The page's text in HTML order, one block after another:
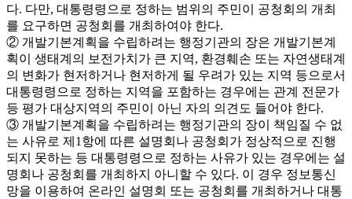
다. 다만, 대통령령으로 정하는 범위의 주민이 공청회의 개최
를 요구하면 공청회를 개최하여야 한다.
② 개발기본계획을 수립하려는 행정기관의 장은 개발기본계
획이 생태계의 보전가치가 큰 지역, 환경훼손 또는 자연생태계
의 변화가 현저하거나 현저하게 될 우려가 있는 지역 등으로서
대통령령으로 정하는 지역을 포함하는 경우에는 관계 전문가
등 평가 대상지역의 주민이 아닌 자의 의견도 들어야 한다.
③ 개발기본계획을 수립하려는 행정기관의 장이 책임질 수 없
는 사유로 제1항에 따른 설명회나 공청회가 정상적으로 진행
되지 못하는 등 대통령령으로 정하는 사유가 있는 경우에는 설
명회나 공청회를 개최하지 아니할 수 있다. 이 경우 정보통신
망을 이용하여 온라인 설명회 또는 공청회를 개최하거나 대통